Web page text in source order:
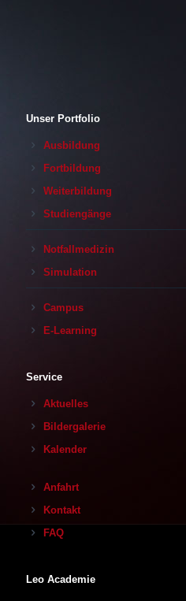
Unser Portfolio
Ausbildung
Fortbildung
Weiterbildung
Studiengänge
Notfallmedizin
Simulation
Campus
E-Learning
Service
Aktuelles
Bildergalerie
Kalender
Anfahrt
Kontakt
FAQ
Leo Academie